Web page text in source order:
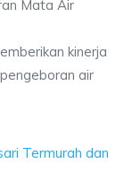
Mata Air
kinerja
air
Termurah dan